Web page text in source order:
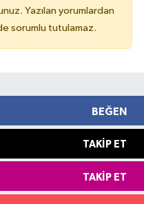
Yazılan yorumlardan
sorumlu tutulamaz.
BEĞEN
TAKIP ET
TAKIP ET